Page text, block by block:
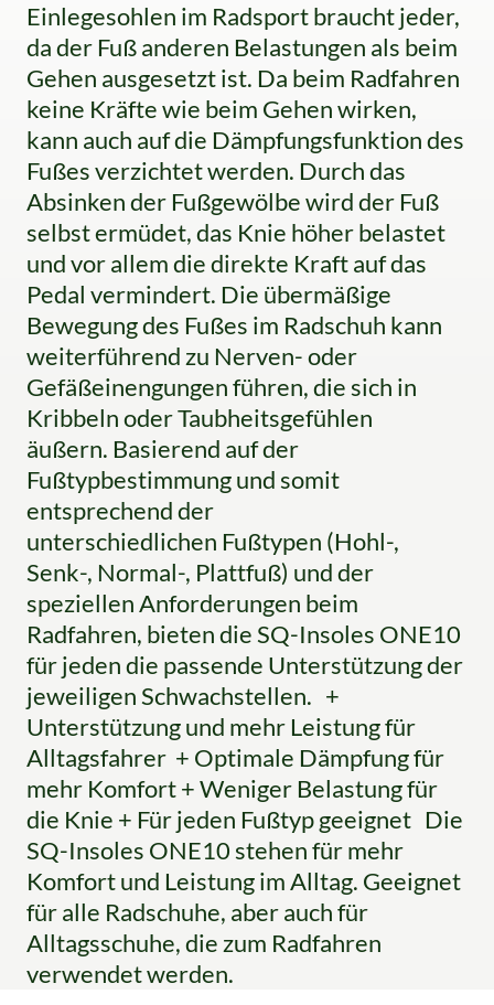
Einlegesohlen im Radsport braucht jeder,
da der Fuß anderen Belastungen als beim
Gehen ausgesetzt ist. Da beim Radfahren
keine Kräfte wie beim Gehen wirken,
kann auch auf die Dämpfungsfunktion des
Fußes verzichtet werden. Durch das
Absinken der Fußgewölbe wird der Fuß
selbst ermüdet, das Knie höher belastet
und vor allem die direkte Kraft auf das
Pedal vermindert. Die übermäßige
Bewegung des Fußes im Radschuh kann
weiterführend zu Nerven- oder
Gefäßeinengungen führen, die sich in
Kribbeln oder Taubheitsgefühlen
äußern. Basierend auf der
Fußtypbestimmung und somit
entsprechend der
unterschiedlichen Fußtypen (Hohl-,
Senk-, Normal-, Plattfuß) und der
speziellen Anforderungen beim
Radfahren, bieten die SQ-Insoles ONE10
für jeden die passende Unterstützung der
jeweiligen Schwachstellen. +
Unterstützung und mehr Leistung für
Alltagsfahrer + Optimale Dämpfung für
mehr Komfort + Weniger Belastung für
die Knie + Für jeden Fußtyp geeignet Die
SQ-Insoles ONE10 stehen für mehr
Komfort und Leistung im Alltag. Geeignet
für alle Radschuhe, aber auch für
Alltagsschuhe, die zum Radfahren
verwendet werden.